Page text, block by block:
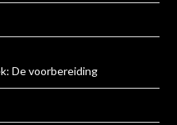
De voorbereiding